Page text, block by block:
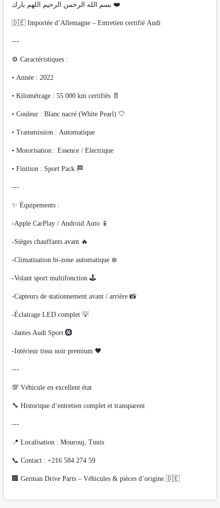
بسم الله الرحمن الرحيم اللهم بارك ❤️
🇩🇪 Importée d’Allemagne – Entretien certifié Audi
---
⚙️ Caractéristiques :
• Année : 2022
• Kilométrage : 55 000 km certifiés 📄
• Couleur : Blanc nacré (White Pearl) 🤍
• Transmission : Automatique
• Motorisation : Essence / Electrique
• Finition : Sport Pack 🏁
---
✨ Équipements :
-Apple CarPlay / Android Auto 📱
-Sièges chauffants avant 🔥
-Climatisation bi-zone automatique ❄️
-Volant sport multifonction 🕹️
-Capteurs de stationnement avant / arrière 📸
-Éclairage LED complet 💡
-Jantes Audi Sport 🛞
-Intérieur tissu noir premium 🖤
---
💯 Véhicule en excellent état
🔧 Historique d’entretien complet et transparent
---
📍 Localisation : Mourouj, Tunis
📞 Contact : +216 584 274 59
🏢 German Drive Parts – Véhicules & pièces d’origine 🇩🇪